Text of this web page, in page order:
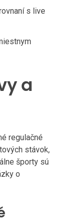
s live
a
regulačné
stávok,
športy sú
o